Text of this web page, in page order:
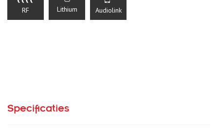
RF Lithium Audiolink
Specificaties